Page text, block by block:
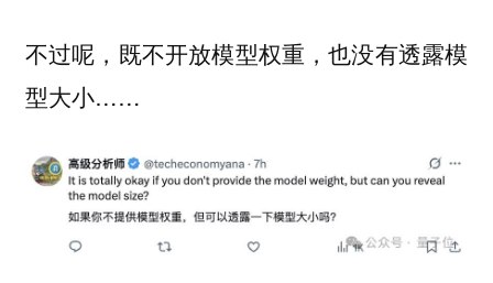
不过呢， 既不开放模型权重，也没有透露模
型大小……